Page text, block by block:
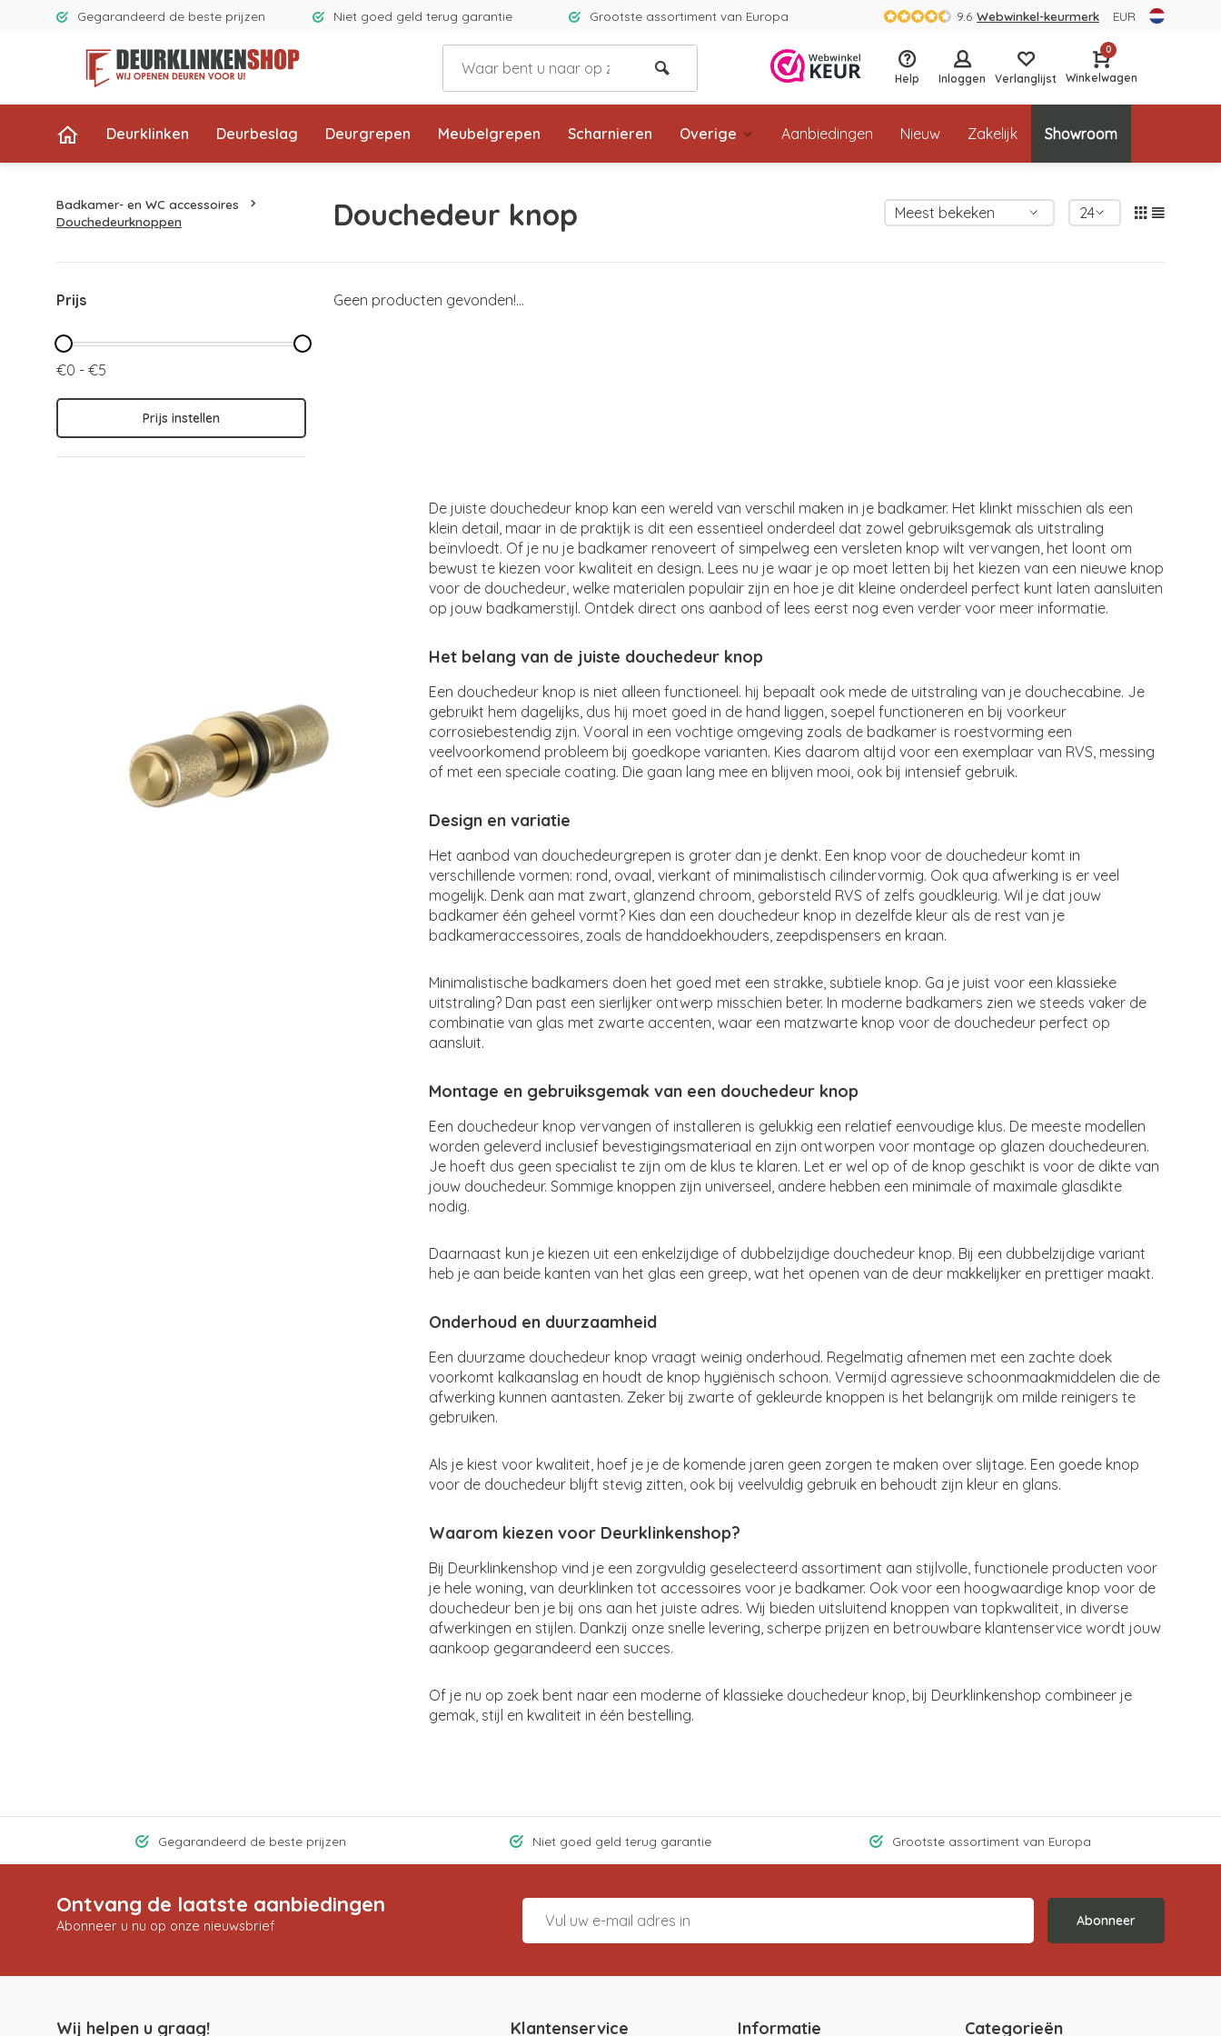
Gegarandeerd de beste prijzen Niet goed geld terug garantie Grootste assortiment van Europa 9.6 Webwinkel-keurmerk EUR
Help Inloggen Verlanglijst
0
Winkelwagen
Deurklinken Deurbeslag Deurgrepen Meubelgrepen Scharnieren Overige Aanbiedingen Nieuw Zakelijk Showroom
Badkamer- en WC accessoires
Douchedeurknoppen
Douchedeur knop
Prijs
€0 - €5
Prijs instellen
Geen producten gevonden!...
De juiste douchedeur knop kan een wereld van verschil maken in je badkamer. Het klinkt misschien als een
klein detail, maar in de praktijk is dit een essentieel onderdeel dat zowel gebruiksgemak als uitstraling
beïnvloedt. Of je nu je badkamer renoveert of simpelweg een versleten knop wilt vervangen, het loont om
bewust te kiezen voor kwaliteit en design. Lees nu je waar je op moet letten bij het kiezen van een nieuwe knop
voor de douchedeur, welke materialen populair zijn en hoe je dit kleine onderdeel perfect kunt laten aansluiten
op jouw badkamerstijl. Ontdek direct ons aanbod of lees eerst nog even verder voor meer informatie.
Het belang van de juiste douchedeur knop
Een douchedeur knop is niet alleen functioneel. hij bepaalt ook mede de uitstraling van je douchecabine. Je
gebruikt hem dagelijks, dus hij moet goed in de hand liggen, soepel functioneren en bij voorkeur
corrosiebestendig zijn. Vooral in een vochtige omgeving zoals de badkamer is roestvorming een
veelvoorkomend probleem bij goedkope varianten. Kies daarom altijd voor een exemplaar van RVS, messing
of met een speciale coating. Die gaan lang mee en blijven mooi, ook bij intensief gebruik.
Design en variatie
Het aanbod van douchedeurgrepen is groter dan je denkt. Een knop voor de douchedeur komt in
verschillende vormen: rond, ovaal, vierkant of minimalistisch cilindervormig. Ook qua afwerking is er veel
mogelijk. Denk aan mat zwart, glanzend chroom, geborsteld RVS of zelfs goudkleurig. Wil je dat jouw
badkamer één geheel vormt? Kies dan een douchedeur knop in dezelfde kleur als de rest van je
badkameraccessoires, zoals de handdoekhouders, zeepdispensers en kraan.
Minimalistische badkamers doen het goed met een strakke, subtiele knop. Ga je juist voor een klassieke
uitstraling? Dan past een sierlijker ontwerp misschien beter. In moderne badkamers zien we steeds vaker de
combinatie van glas met zwarte accenten, waar een matzwarte knop voor de douchedeur perfect op
aansluit.
Montage en gebruiksgemak van een douchedeur knop
Een douchedeur knop vervangen of installeren is gelukkig een relatief eenvoudige klus. De meeste modellen
worden geleverd inclusief bevestigingsmateriaal en zijn ontworpen voor montage op glazen douchedeuren.
Je hoeft dus geen specialist te zijn om de klus te klaren. Let er wel op of de knop geschikt is voor de dikte van
jouw douchedeur. Sommige knoppen zijn universeel, andere hebben een minimale of maximale glasdikte
nodig.
Daarnaast kun je kiezen uit een enkelzijdige of dubbelzijdige douchedeur knop. Bij een dubbelzijdige variant
heb je aan beide kanten van het glas een greep, wat het openen van de deur makkelijker en prettiger maakt.
Onderhoud en duurzaamheid
Een duurzame douchedeur knop vraagt weinig onderhoud. Regelmatig afnemen met een zachte doek
voorkomt kalkaanslag en houdt de knop hygiënisch schoon. Vermijd agressieve schoonmaakmiddelen die de
afwerking kunnen aantasten. Zeker bij zwarte of gekleurde knoppen is het belangrijk om milde reinigers te
gebruiken.
Als je kiest voor kwaliteit, hoef je je de komende jaren geen zorgen te maken over slijtage. Een goede knop
voor de douchedeur blijft stevig zitten, ook bij veelvuldig gebruik en behoudt zijn kleur en glans.
Waarom kiezen voor Deurklinkenshop?
Bij Deurklinkenshop vind je een zorgvuldig geselecteerd assortiment aan stijlvolle, functionele producten voor
je hele woning, van deurklinken tot accessoires voor je badkamer. Ook voor een hoogwaardige knop voor de
douchedeur ben je bij ons aan het juiste adres. Wij bieden uitsluitend knoppen van topkwaliteit, in diverse
afwerkingen en stijlen. Dankzij onze snelle levering, scherpe prijzen en betrouwbare klantenservice wordt jouw
aankoop gegarandeerd een succes.
Of je nu op zoek bent naar een moderne of klassieke douchedeur knop, bij Deurklinkenshop combineer je
gemak, stijl en kwaliteit in één bestelling.
Gegarandeerd de beste prijzen Niet goed geld terug garantie Grootste assortiment van Europa
Ontvang de laatste aanbiedingen
Abonneer u nu op onze nieuwsbrief Abonneer
Wij helpen u graag! Klantenservice Informatie Categorieën